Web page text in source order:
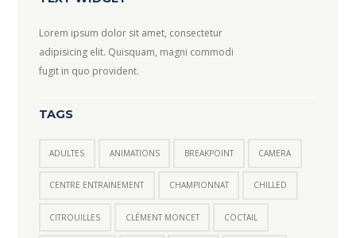
Lorem ipsum dolor sit amet, consectetur
adipisicing elit. Quisquam, magni commodi
fugit in quo provident.
TAGS
ADULTES ANIMATIONS BREAKPOINT CAMERA
CENTRE ENTRAINEMENT CHAMPIONNAT CHILLED
CITROUILLES CLÉMENT MONCET COCTAIL